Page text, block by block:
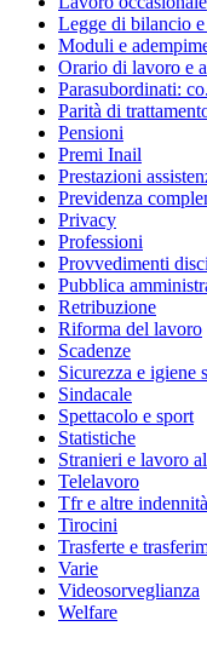
Legge di bilancio
Moduli e
Orario di lavoro e
Parasubordinati:
Parità di
Pensioni
Premi Inail
Prestazioni
Previdenza
Privacy
Professioni
Provvedimenti
Pubblica
Retribuzione
Riforma del lavoro
Scadenze
Sicurezza e igiene
Sindacale
Spettacolo e sport
Statistiche
Stranieri e lavoro
Telelavoro
Tfr e altre
Tirocini
Trasferte e
Varie
Videosorveglianza
Welfare